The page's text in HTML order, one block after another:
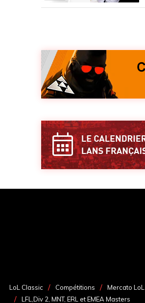
LoL Classic Compétitions
Mercato LoL
LFL,Div 2, MNT, ERL et EMEA Masters